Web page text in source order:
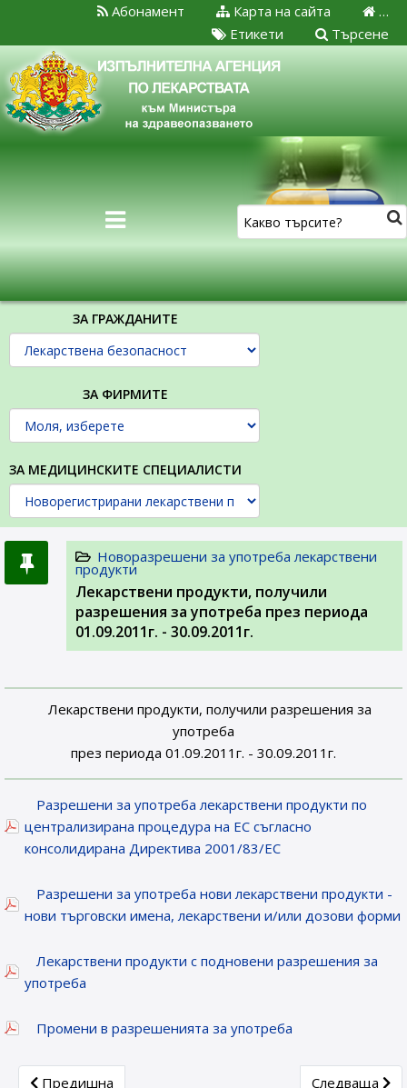
…
Карта на сайта
Абонамент
Търсене
Етикети
ЗА ГРАЖДАНИТЕ
ЗА ФИРМИТЕ
ЗА МЕДИЦИНСКИТЕ СПЕЦИАЛИСТИ
Новоразрешени за употреба лекарствени
продукти
Лекарствени продукти, получили
разрешения за употреба през периода
01.09.2011г. - 30.09.2011г.
Лекарствени продукти, получили разрешения за
употреба
през периода 01.09.2011г. - 30.09.2011г.
Разрешени за употреба лекарствени продукти по
централизирана процедура на ЕС съгласно
консолидирана Директива 2001/83/ЕС
Разрешени за употреба нови лекарствени продукти -
нови търговски имена, лекарствени и/или дозови форми
Лекарствени продукти с подновени разрешения за
употреба
Промени в разрешенията за употреба
Previous article: Лекарствени продукти, получили
Предишна Next article:
Следваща